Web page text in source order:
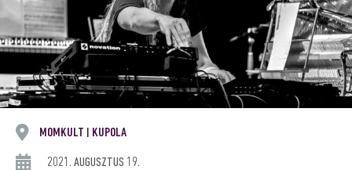
MOMKULT KUPOLA
2021. AUGUSZTUS 19.